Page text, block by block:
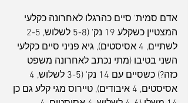
אדם סמית' סיים כהרגלו לאחרונה כקלעי
לשתיים, 4 אסיסטים), גיא פניני סיים כקלעי
השני בטיבו (מתי נכתב לאחרונה משפט
אסיסטים, 4 איבודים), טיירוס מגי קלע גם כן